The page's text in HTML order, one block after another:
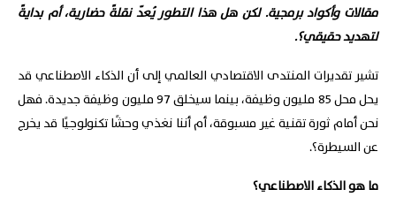
مقالات وأكواد برمجية. لكن هل هذا التطور يُعدّ نقلةً حضارية، أم بدايةً
لتهديد حقيقي؟.
تشير تقديرات المنتدى الاقتصادي العالمي إلى أن الذكاء الاصطناعي قد
يحل محل 85 مليون وظيفة، بينما سيخلق 97 مليون وظيفة جديدة. فهل
نحن أمام ثورة تقنية غير مسبوقة، أم أننا نغذي وحشًا تكنولوجيًا قد يخرج
عن السيطرة؟.
ما هو الذكاء الاصطناعي؟